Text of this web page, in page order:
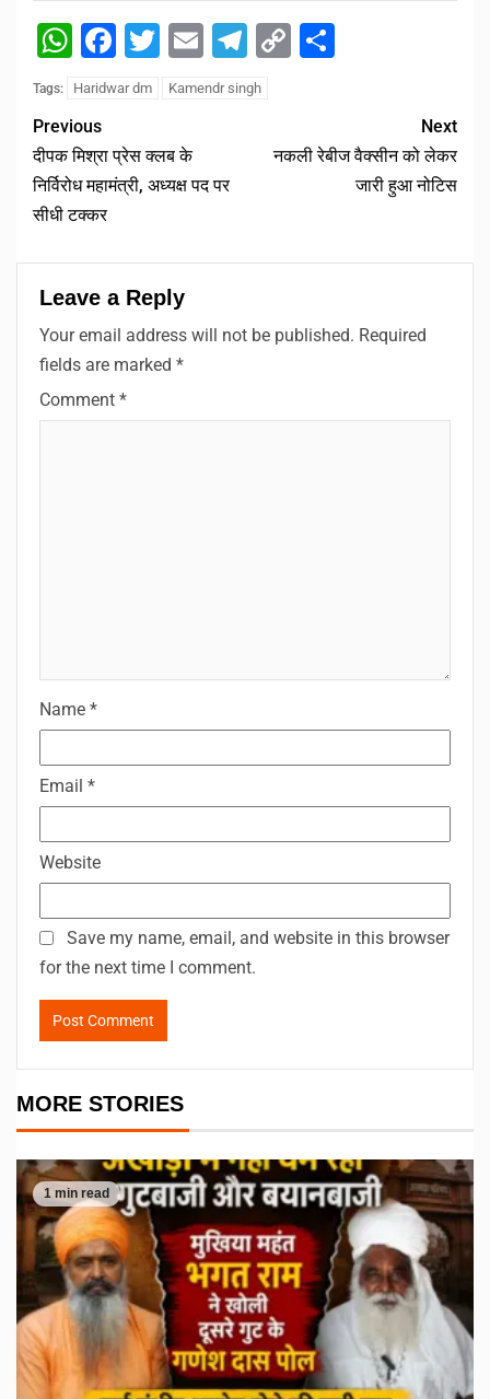
WhatsApp
Facebook
Twitter
EmailTelegram
Copy
Tags: Haridwar dm Kamendr singh
Previous
दीपक मिश्रा प्रेस क्लब के
निर्विरोध महामंत्री, अध्यक्ष पद पर
सीधी टक्कर
Next
नकली रेबीज वैक्सीन को लेकर
जारी हुआ नोटिस
Leave a Reply
Your email address will not be published. Required
fields are marked *
Comment *
Name *
Email *
Website
Save my name, email, and website in this browser
for the next time I comment.
MORE STORIES
1 min read